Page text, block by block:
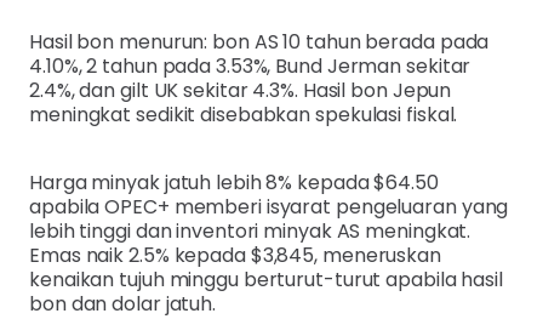
Hasil bon menurun: bon AS 10 tahun berada pada
4.10%, 2 tahun pada 3.53%, Bund Jerman sekitar
2.4%, dan gilt UK sekitar 4.3%. Hasil bon Jepun
meningkat sedikit disebabkan spekulasi fiskal.
Harga minyak jatuh lebih 8% kepada $64.50
apabila OPEC+ memberi isyarat pengeluaran yang
lebih tinggi dan inventori minyak AS meningkat.
Emas naik 2.5% kepada $3,845, meneruskan
kenaikan tujuh minggu berturut-turut apabila hasil
bon dan dolar jatuh.